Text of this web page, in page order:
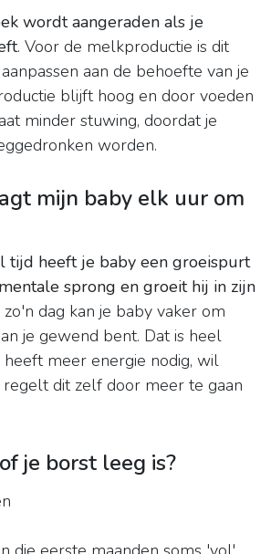
wordt aangeraden als je
. Voor de melkproductie is dit
aan de behoefte van je
blijft hoog en door voeden
minder stuwing, doordat je
worden.
mijn baby elk uur om
tijd heeft je baby een groeispurt
sprong en groeit hij in zijn
zo'n dag kan je baby vaker om
je gewend bent. Dat is heel
heeft meer energie nodig, wil
dit zelf door meer te gaan
je borst leeg is?